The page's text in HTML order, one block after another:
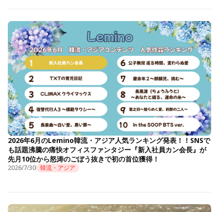
2026年6月のLemino韓流・アジア人気ランキング発表！！SNSで
も話題沸騰の痛快オフィスファンタジー『新入社員カン会長』が
先月10位から怒涛のごぼう抜きで初の首位獲得！
2026/7/30 韓流・アジア